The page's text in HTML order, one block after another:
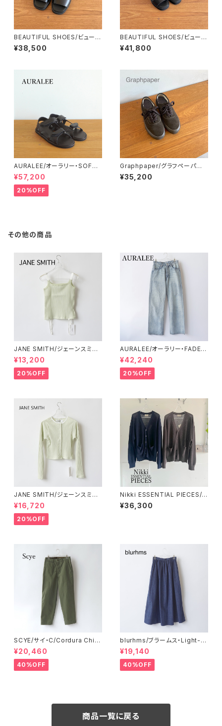
BEAUTIFUL SHOES/ビューテ
ィフルシューズ・UTILITY SAN
DALS
¥38,500
BEAUTIFUL SHOES/ビューテ
ィフルシューズ・ONE-STRAP
SANDALS
¥41,800
AURALEE/オーラリー・SOFT
LEATHER DOUBLE STRAP
SANDALS
¥57,200
20%OFF
Graphpaper/グラフペーパー・
REPRODUCTION OF FOUN
D for Graphpaper US NAVY
¥35,200
その他の商品
JANE SMITH/ジェーンスミス・
cotton eyelet rib up down
canmisole
¥13,200
20%OFF
AURALEE/オーラリー・FADED
SELVEDGE LIGHT DENIM P
ANTS
¥42,240
20%OFF
JANE SMITH/ジェーンスミス・
Cotton eyelet rib cardigan
¥16,720
20%OFF
Nikki ESSENTIAL PIECES/ニ
ッキエッセンシャルピーシーズ・
Hight Twist Cotton V-neck
¥36,300
SCYE/サイ・C/Cordura Chin
o Military Pants
¥20,460
40%OFF
blurhms/ブラームス・Light-o
z Denim Gather Skirt
¥19,140
40%OFF
商品一覧に戻る